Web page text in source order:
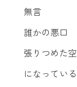
無言
誰かの悪口
張りつめた
になってい